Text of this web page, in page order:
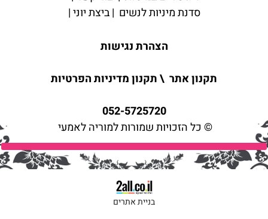
סדנת מיניות לנשים |ביצת יוני
הצהרת נגישות
תקנון אתר \תקנון מדיניות הפרטיות
052-5725720
© כל הזכויות שמורות למוריה לאמעי
בניית אתרים